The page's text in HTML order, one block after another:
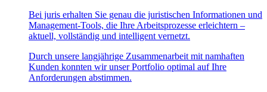
Bei juris erhalten Sie genau die juristischen Informationen und
Management-Tools, die Ihre Arbeitsprozesse erleichtern –
aktuell, vollständig und intelligent vernetzt.
Durch unsere langjährige Zusammenarbeit mit namhaften
Kunden konnten wir unser Portfolio optimal auf Ihre
Anforderungen abstimmen.